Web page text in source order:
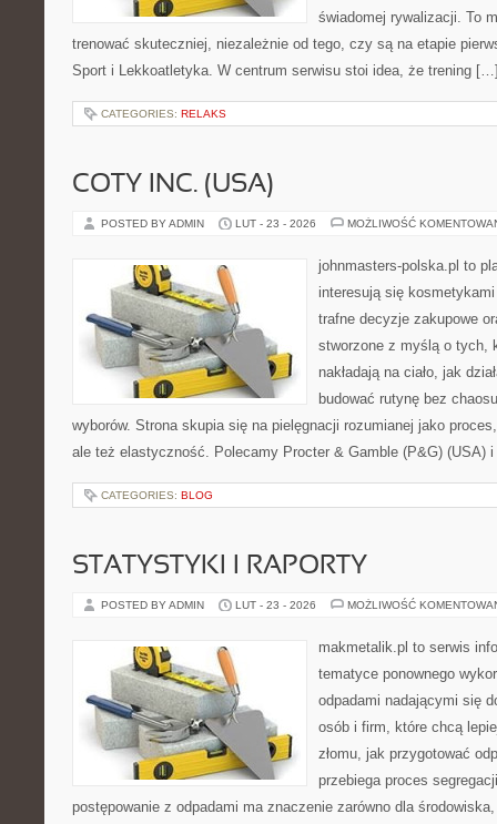
świadomej rywalizacji. To
trenować skuteczniej, niezależnie od tego, czy są na etapie
Sport i Lekkoatletyka. W centrum serwisu stoi idea, że trening
CATEGORIES: RELAKS
COTY INC. (USA)
POSTED BY ADMIN LUT - 23 - 2026 MOŻLIWOŚĆ
johnmasters-polska.pl to
interesują się
trafne decyzje zakupowe
stworzone z myślą o tych,
nakładają na ciało, jak
budować rutynę bez
wyborów. Strona skupia się na pielęgnacji rozumianej jako
ale też elastyczność. Polecamy Procter & Gamble (P&G) (USA)
CATEGORIES: BLOG
STATYSTYKI I RAPORTY
POSTED BY ADMIN LUT - 23 - 2026 MOŻLIWOŚĆ
makmetalik.pl to serwis
tematyce ponownego
odpadami nadającymi się
osób i firm, które chcą
złomu, jak przygotować
przebiega proces
postępowanie z odpadami ma znaczenie zarówno dla